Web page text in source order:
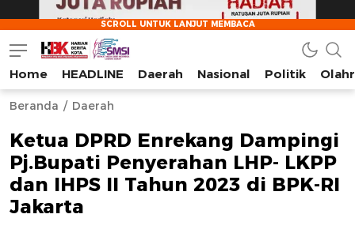
HarianBeritaKota
Mengabarkan Setiap Detil, Sudut, dan Cerita Kota
Home HEADLINE Daerah Nasional Politik
Beranda Daerah
Ketua DPRD Enrekang Dampingi
Pj.Bupati Penyerahan LHP- LKPP
dan IHPS II Tahun 2023 di BPK-RI
Jakarta